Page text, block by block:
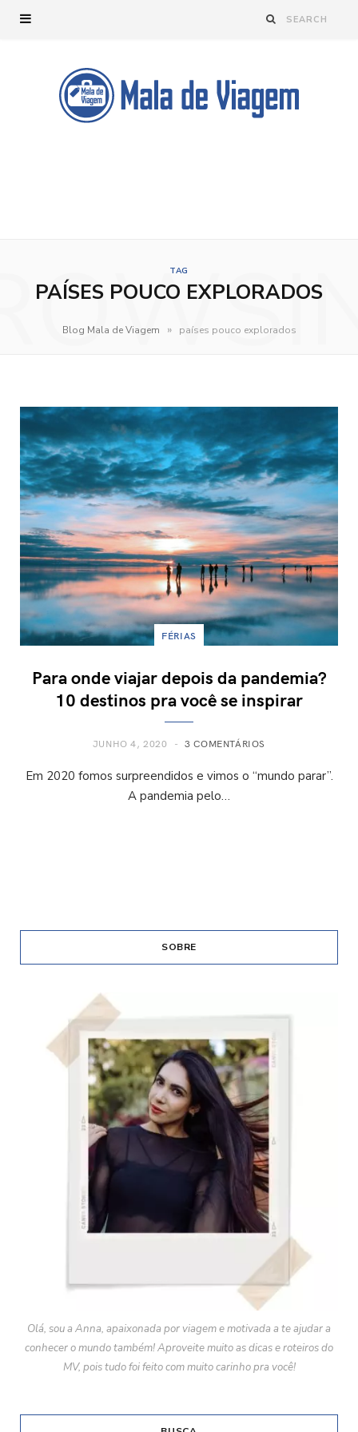
TAG
PAÍSES POUCO EXPLORADOS
Blog Mala de Viagem » países pouco explorados
FÉRIAS
Para onde viajar depois da pandemia?
10 destinos pra você se inspirar
JUNHO 4, 2020 3 COMENTÁRIOS
Em 2020 fomos surpreendidos e vimos o “mundo parar”.
A pandemia pelo…
SOBRE
Olá, sou a Anna, apaixonada por viagem e motivada a te ajudar a
conhecer o mundo também! Aproveite muito as dicas e roteiros do
MV, pois tudo foi feito com muito carinho pra você!